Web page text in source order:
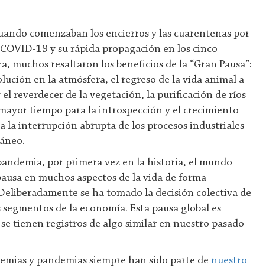
comenzaban los encierros y las cuarentenas por
19 y su rápida propagación en los cinco
muchos resaltaron los beneficios de la “Gran Pausa”:
en la atmósfera, el regreso de la vida animal a
el reverdecer de la vegetación, la purificación de ríos
tiempo para la introspección y el crecimiento
la interrupción abrupta de los procesos industriales
por primera vez en la historia, el mundo
en muchos aspectos de la vida de forma
se ha tomado la decisión colectiva de
de la economía. Esta pausa global es
tienen registros de algo similar en nuestro pasado
y pandemias siempre han sido parte de nuestro